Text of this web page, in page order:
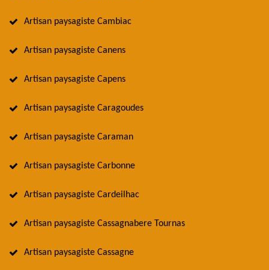
Artisan paysagiste Cambiac
Artisan paysagiste Canens
Artisan paysagiste Capens
Artisan paysagiste Caragoudes
Artisan paysagiste Caraman
Artisan paysagiste Carbonne
Artisan paysagiste Cardeilhac
Artisan paysagiste Cassagnabere Tournas
Artisan paysagiste Cassagne